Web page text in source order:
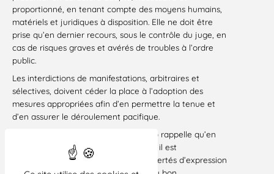
proportionné, en tenant compte des moyens humains,
matériels et juridiques à disposition. Elle ne doit être
prise qu’en dernier recours, sous le contrôle du juge, en
cas de risques graves et avérés de troubles à l’ordre
public.
Les interdictions de manifestations, arbitraires et
sélectives, doivent céder la place à l’adoption des
mesures appropriées afin d’en permettre la tenue et
d’en assurer le déroulement pacifique.
La LDH (Ligue des droits de l’Homme) rappelle qu’en
temps de crise, de douleur et d’effroi, il est
particulièrement important que les libertés d’expression